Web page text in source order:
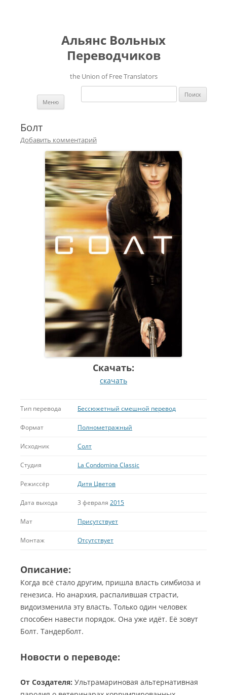
Альянс Вольных
Переводчиков
the Union of Free Translators
Найти:
Меню
Болт
Добавить комментарий
Скачать:
скачать
Тип перевода Бессюжетный смешной перевод
Формат Полнометражный
Исходник Солт
Студия La Condomina Classic
Режиссёр Дитя Цветов
Дата выхода 3 февраля 2015
Мат Присутствует
Монтаж Отсутствует
Описание:
Когда всё стало другим, пришла власть симбиоза и
генезиса. Но анархия, распалившая страсти,
видоизменила эту власть. Только один человек
способен навести порядок. Она уже идёт. Её зовут
Болт. Тандерболт.
Новости о переводе:
От Создателя: Ультрамариновая альтернативная